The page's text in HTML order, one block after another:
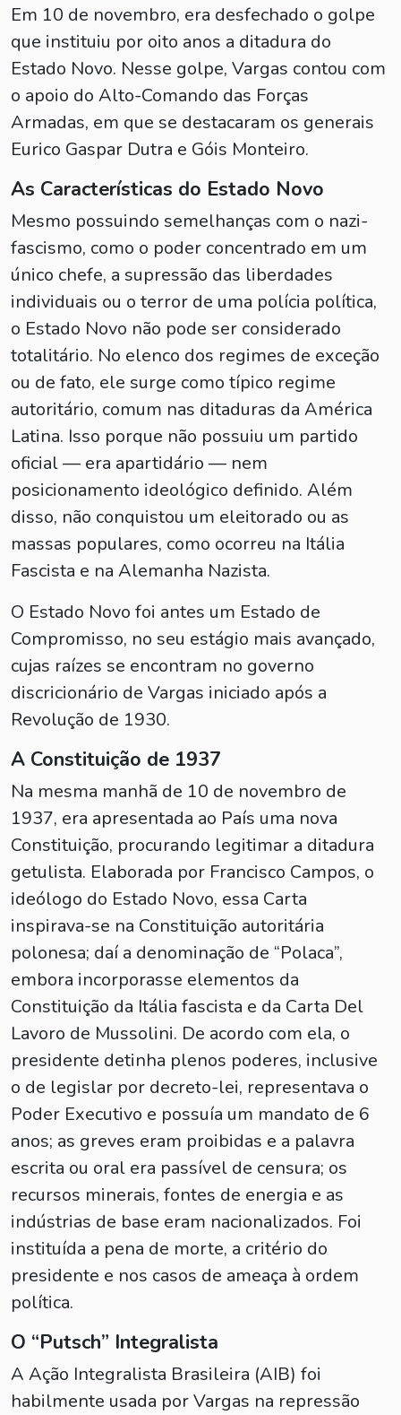
Em 10 de novembro, era desfechado o golpe
que instituiu por oito anos a ditadura do
Estado Novo. Nesse golpe, Vargas contou com
o apoio do Alto-Comando das Forças
Armadas, em que se destacaram os generais
Eurico Gaspar Dutra e Góis Monteiro.
As Características do Estado Novo
Mesmo possuindo semelhanças com o nazi-
fascismo, como o poder concentrado em um
único chefe, a supressão das liberdades
individuais ou o terror de uma polícia política,
o Estado Novo não pode ser considerado
totalitário. No elenco dos regimes de exceção
ou de fato, ele surge como típico regime
autoritário, comum nas ditaduras da América
Latina. Isso porque não possuiu um partido
oficial — era apartidário — nem
posicionamento ideológico definido. Além
disso, não conquistou um eleitorado ou as
massas populares, como ocorreu na Itália
Fascista e na Alemanha Nazista.
O Estado Novo foi antes um Estado de
Compromisso, no seu estágio mais avançado,
cujas raízes se encontram no governo
discricionário de Vargas iniciado após a
Revolução de 1930.
A Constituição de 1937
Na mesma manhã de 10 de novembro de
1937, era apresentada ao País uma nova
Constituição, procurando legitimar a ditadura
getulista. Elaborada por Francisco Campos, o
ideólogo do Estado Novo, essa Carta
inspirava-se na Constituição autoritária
polonesa; daí a denominação de “Polaca”,
embora incorporasse elementos da
Constituição da Itália fascista e da Carta Del
Lavoro de Mussolini. De acordo com ela, o
presidente detinha plenos poderes, inclusive
o de legislar por decreto-lei, representava o
Poder Executivo e possuía um mandato de 6
anos; as greves eram proibidas e a palavra
escrita ou oral era passível de censura; os
recursos minerais, fontes de energia e as
indústrias de base eram nacionalizados. Foi
instituída a pena de morte, a critério do
presidente e nos casos de ameaça à ordem
política.
O “Putsch” Integralista
A Ação Integralista Brasileira (AIB) foi
habilmente usada por Vargas na repressão